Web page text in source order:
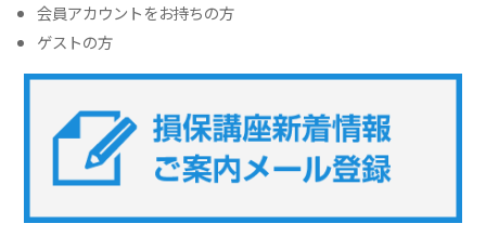
会員アカウントをお持ちの方
ゲストの方